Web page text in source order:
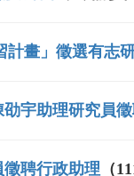
畫」徵選有志
宇助理研究員
聘行政助理 （